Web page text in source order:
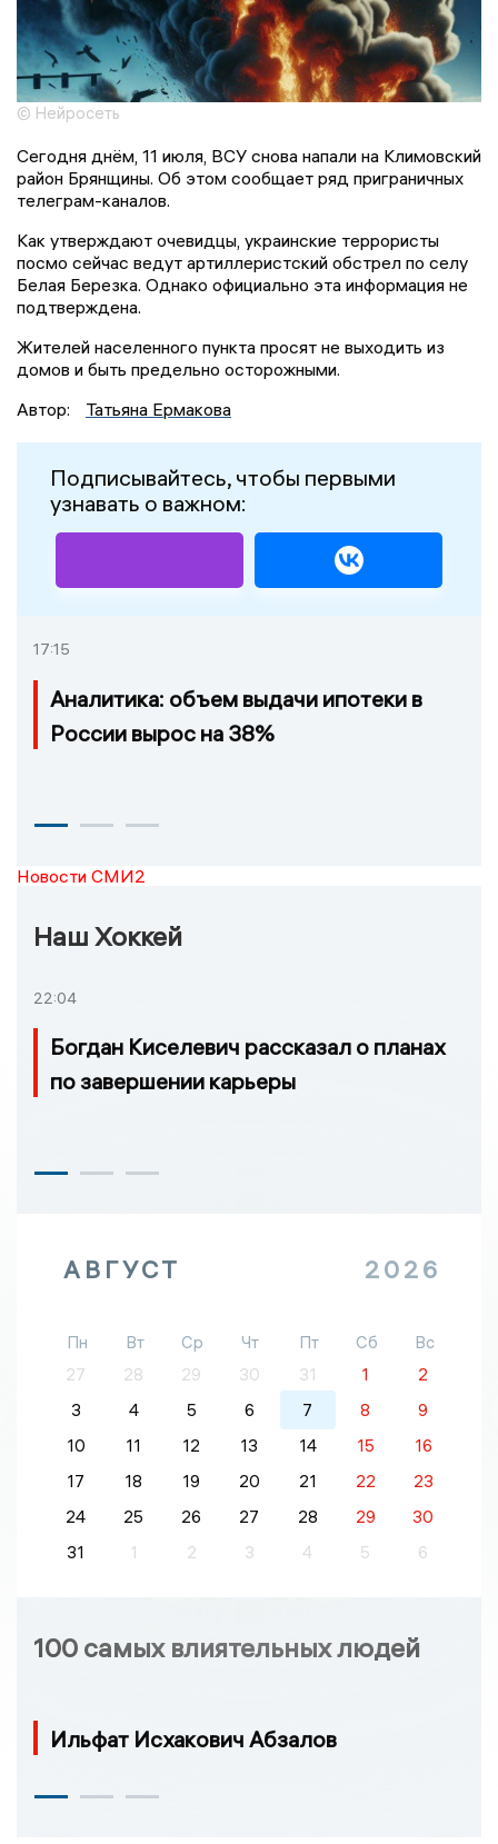
© Нейросеть
Сегодня днём, 11 июля, ВСУ снова напали на Климовский
район Брянщины. Об этом сообщает ряд приграничных
телеграм-каналов.
Как утверждают очевидцы, украинские террористы
посмо сейчас ведут артиллеристский обстрел по селу
Белая Березка. Однако официально эта информация не
подтверждена.
Жителей населенного пункта просят не выходить из
домов и быть предельно осторожными.
Автор:
Татьяна Ермакова
Подписывайтесь, чтобы первыми
узнавать о важном:
17:15
Аналитика: объем выдачи ипотеки в
России вырос на 38%
Новости СМИ2
Наш Хоккей
22:04
Богдан Киселевич рассказал о планах
по завершении карьеры
АВГУСТ 2026
Пн Вт Ср Чт Пт Сб
Вс
27
28 29 30 31 1
2
3
4 5 6 7 8
9
10
11 12 13 14 15
16
17
18 19 20 21 22
23
24
25 26 27 28 29
30
31
1 2 3 4 5 6
100 самых влиятельных людей
Ильфат Исхакович Абзалов